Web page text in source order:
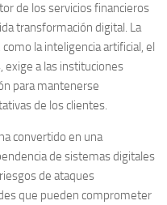
de los servicios financieros
transformación digital. La
la inteligencia artificial, el
exige a las instituciones
para mantenerse
de los clientes.
convertido en una
de sistemas digitales
de ataques
que pueden comprometer